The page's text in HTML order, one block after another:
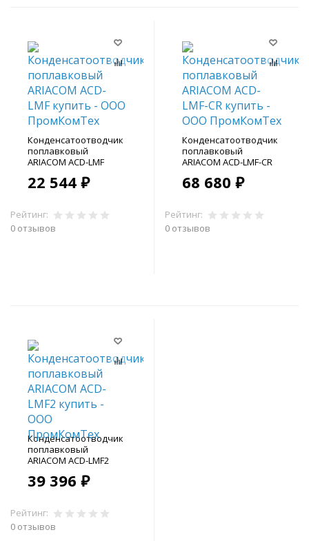
Конденсатоотводчик
поплавковый
ARIACOM ACD-LMF
22 544 ₽
Рейтинг:
0 отзывов
Конденсатоотводчик
поплавковый
ARIACOM ACD-LMF-CR
68 680 ₽
Рейтинг:
0 отзывов
Конденсатоотводчик
поплавковый
ARIACOM ACD-LMF2
39 396 ₽
Рейтинг:
0 отзывов